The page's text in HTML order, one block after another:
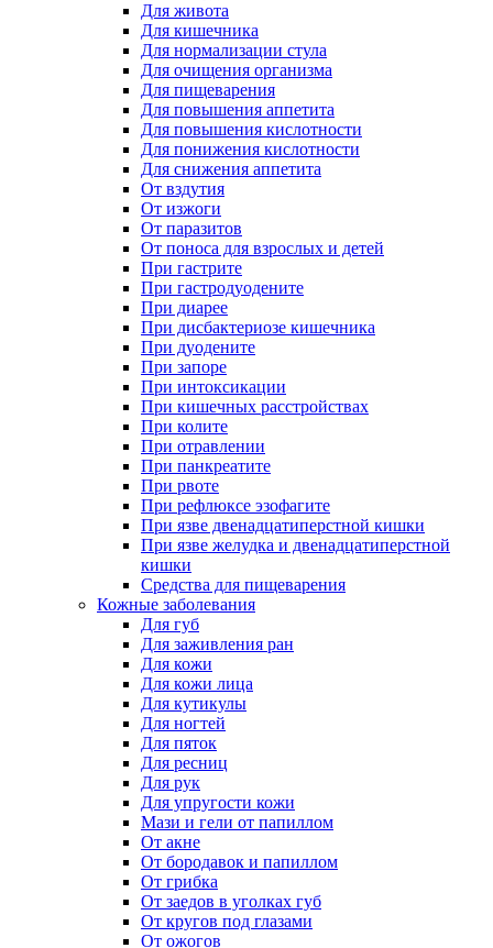
Для живота
Для кишечника
Для нормализации стула
Для очищения организма
Для пищеварения
Для повышения аппетита
Для повышения кислотности
Для понижения кислотности
Для снижения аппетита
От вздутия
От изжоги
От паразитов
От поноса для взрослых и детей
При гастрите
При гастродуодените
При диарее
При дисбактериозе кишечника
При дуодените
При запоре
При интоксикации
При кишечных расстройствах
При колите
При отравлении
При панкреатите
При рвоте
При рефлюксе эзофагите
При язве двенадцатиперстной кишки
При язве желудка и двенадцатиперстной
кишки
Средства для пищеварения
Кожные заболевания
Для губ
Для заживления ран
Для кожи
Для кожи лица
Для кутикулы
Для ногтей
Для пяток
Для ресниц
Для рук
Для упругости кожи
Мази и гели от папиллом
От акне
От бородавок и папиллом
От грибка
От заедов в уголках губ
От кругов под глазами
От ожогов